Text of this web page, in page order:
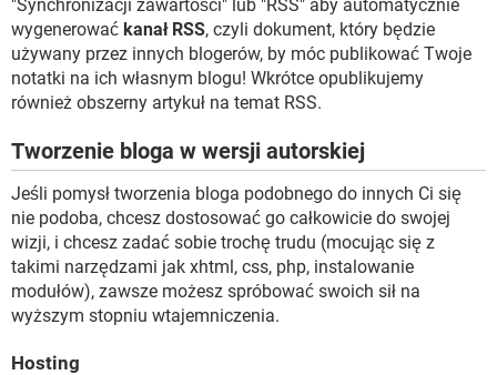
"Synchronizacji zawartości" lub "RSS" aby automatycznie
wygenerować kanał RSS, czyli dokument, który będzie
używany przez innych blogerów, by móc publikować Twoje
notatki na ich własnym blogu! Wkrótce opublikujemy
również obszerny artykuł na temat RSS.
Tworzenie bloga w wersji autorskiej
Jeśli pomysł tworzenia bloga podobnego do innych Ci się
nie podoba, chcesz dostosować go całkowicie do swojej
wizji, i chcesz zadać sobie trochę trudu (mocując się z
takimi narzędzami jak xhtml, css, php, instalowanie
modułów), zawsze możesz spróbować swoich sił na
wyższym stopniu wtajemniczenia.
Hosting